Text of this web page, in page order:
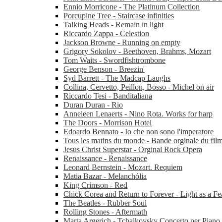
Ennio Morricone - The Platinum Collection
Porcupine Tree - Staircase infinities
Talking Heads - Remain in light
Riccardo Zappa - Celestion
Jackson Browne - Running on empty
Grigory Sokolov - Beethoven, Brahms, Mozart
Tom Waits - Swordfishtrombone
George Benson - Breezin'
Syd Barrett - The Madcap Laughs
Collina, Cervetto, Peillon, Bosso - Michel on air
Riccardo Tesi - Banditaliana
Duran Duran - Rio
Anneleen Lenaerts - Nino Rota. Works for harp
The Doors - Morrison Hotel
Edoardo Bennato - Io che non sono l'imperatore
Tous les matins du monde - Bande orginale du
Jesus Christ Superstar - Orginal Rock Opera
Renaissance - Renaissance
Leonard Bernstein - Mozart. Requiem
Matia Bazar - Melanchólia
King Crimson - Red
Chick Corea and Return to Forever - Light as a
The Beatles - Rubber Soul
Rolling Stones - Aftermath